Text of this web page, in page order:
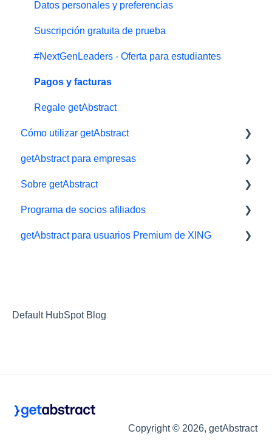
Datos personales y preferencias
Suscripción gratuita de prueba
#NextGenLeaders - Oferta para estudiantes
Pagos y facturas
Regale getAbstract
Cómo utilizar getAbstract
Lector electrónico
App
Biblioteca y listas de lectura
Audiolibros
Soporte técnico
getAbstract para empresas
Herramientas de aprendizaje
getAbstract Integración
Planes para Equipos
Sobre getAbstract
Resúmenes y redacción
Contáctenos
Socios
Programa de socios afiliados
Afiliados/ Aliados e Impact
getAbstract para usuarios Premium de XING
Default HubSpot Blog
Copyright © 2026, getAbstract